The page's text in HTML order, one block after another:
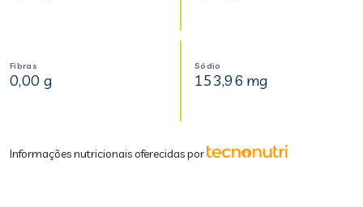
Fibras
0,00 g
Sódio
153,96 mg
Informações nutricionais oferecidas por